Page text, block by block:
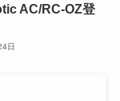
AC/RC-OZ登
日